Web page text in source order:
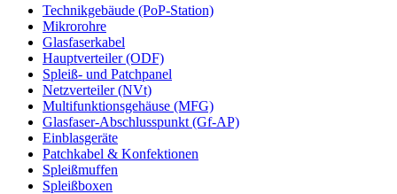
Technikgebäude (PoP-Station)
Mikrorohre
Glasfaserkabel
Hauptverteiler (ODF)
Spleiß- und Patchpanel
Netzverteiler (NVt)
Multifunktionsgehäuse (MFG)
Glasfaser-Abschlusspunkt (Gf-AP)
Einblasgeräte
Patchkabel & Konfektionen
Spleißmuffen
Spleißboxen